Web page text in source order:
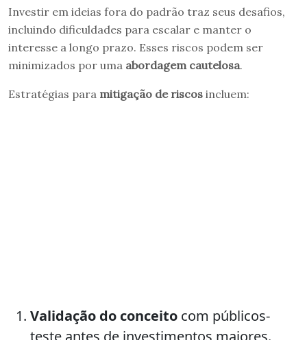
Investir em ideias fora do padrão traz seus desafios,
incluindo dificuldades para escalar e manter o
interesse a longo prazo. Esses riscos podem ser
minimizados por uma abordagem cautelosa.
Estratégias para mitigação de riscos incluem:
Validação do conceito com públicos-
teste antes de investimentos maiores.